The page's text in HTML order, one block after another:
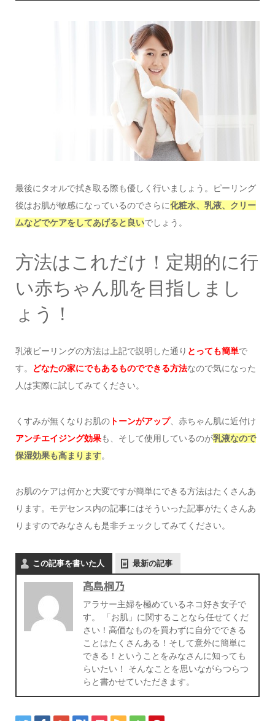
最後にタオルで拭き取る際も優しく行いましょう。ピーリング
後はお肌が敏感になっているのでさらに化粧水、乳液、クリー
ムなどでケアをしてあげると良いでしょう。
方法はこれだけ！定期的に行
い赤ちゃん肌を目指しまし
ょう！
乳液ピーリングの方法は上記で説明した通り とっても簡単で
す。
どなたの家にでもあるものでできる方法なので気になった
人は実際に試してみてください。
くすみが無くなりお肌のトーンがアップ、赤ちゃん肌に近付け
アンチエイジング効果も、そして使用しているのが乳液なので
保湿効果も高まります。
お肌のケアは何かと大変ですが簡単にできる方法はたくさんあ
ります。モデセンス内の記事にはそういった記事がたくさんあ
りますのでみなさんも是非チェックしてみてください。
この記事を書いた人 最新の記事
高島桐乃
アラサー主婦を極めているネコ好き女子で
す。 「お肌」に関することなら任せてくだ
さい！高価なものを買わずに自分でできる
ことはたくさんある！そして意外に簡単に
できる！ということをみなさんに知っても
らいたい！ そんなことを思いながらつらつ
らと書かせていただきます。